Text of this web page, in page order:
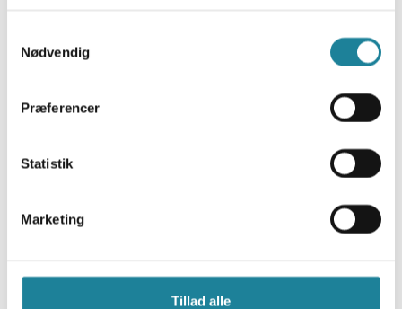
Nødvendig
Præferencer
Statistik
Marketing
Tillad alle